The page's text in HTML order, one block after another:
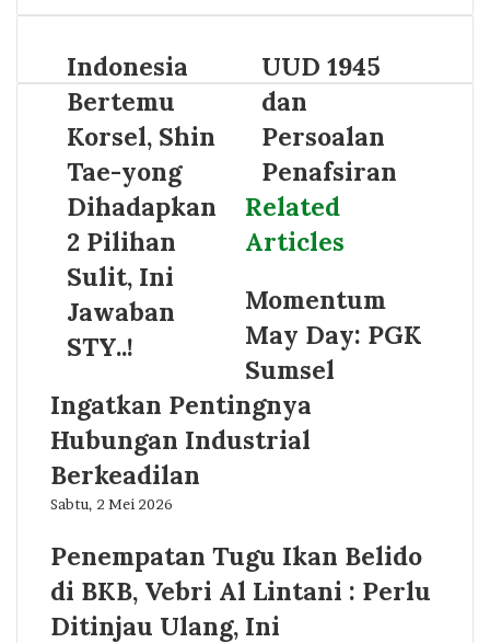
Indonesia
Bertemu
Korsel, Shin
Tae-yong
Dihadapkan
2 Pilihan
Sulit, Ini
Jawaban
STY..!
UUD 1945
dan
Persoalan
Penafsiran
Related
Articles
Momentum
May Day: PGK
Sumsel
Ingatkan Pentingnya
Hubungan Industrial
Berkeadilan
Sabtu, 2 Mei 2026
Penempatan Tugu Ikan Belido
di BKB, Vebri Al Lintani : Perlu
Ditinjau Ulang, Ini